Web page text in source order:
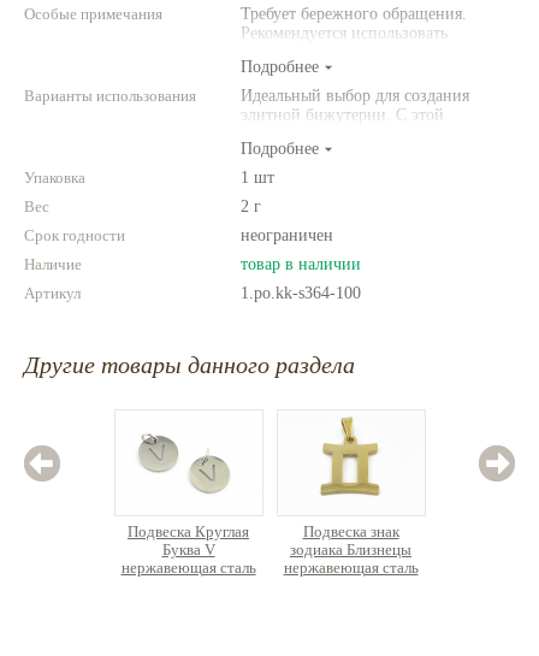
Особые примечания
Требует бережного обращения.
Рекомендуется использовать
американского производства).
Подробнее
Варианты использования
Идеальный выбор для создания
элитной бижутерии. С этой
выглядеть по-настоящему роскошно!
Подробнее
Упаковка
1 шт
Вес
2 г
Срок годности
неограничен
Наличие
товар в наличии
Артикул
1.po.kk-s364-100
Другие товары данного раздела
Подвеска Круглая
Буква V
нержавеющая сталь
Подвеска знак
зодиака Близнецы
нержавеющая сталь